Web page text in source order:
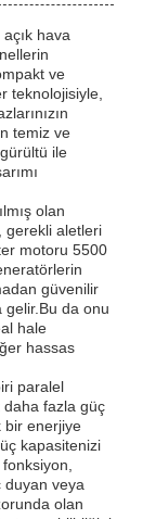
hava
ve
teknolojisiyle,
temiz ve
ile
olan
gerekli aletleri
motoru 5500
güvenilir
gelir.Bu da onu
hale
hassas
paralel
daha fazla güç
bir enerjiye
kapasitenizi
duyan veya
olan